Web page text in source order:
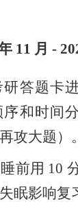
11 月 -
答题卡
和时间
攻大题）。
前用 10
眠影响复